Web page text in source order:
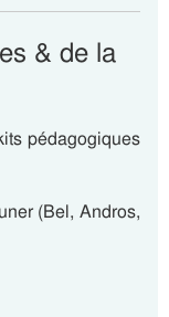
& de la
pédagogiques
(Bel, Andros,